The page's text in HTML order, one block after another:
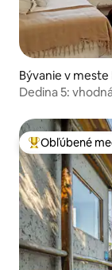
Bývanie v meste
tião
Dedina 5:
Obľúbené